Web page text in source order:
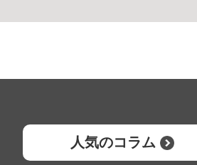
人気のコラム